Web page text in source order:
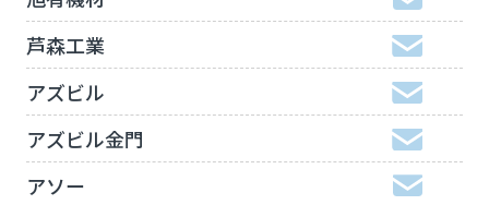
芦森工業
アズビル
アズビル金門
アソー